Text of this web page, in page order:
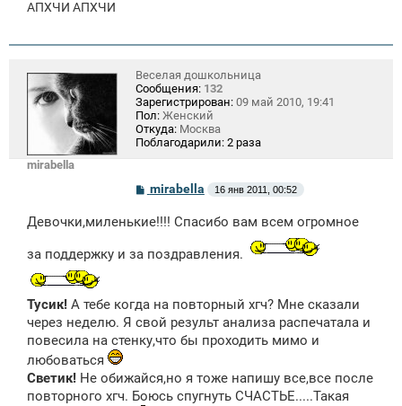
АПХЧИ АПХЧИ
mirabella
Веселая дошкольница
Сообщения: 132
Зарегистрирован: 09 май 2010, 19:41
Пол: Женский
Откуда: Москва
Поблагодарили: 2 раза
С
б
е
н
mirabella 16 янв 2011, 00:52
Девочки,миленькие!!!! Спасибо вам всем огромное
за поддержку и за поздравления.
Тусик! А тебе когда на повторный хгч? Мне сказали
через неделю. Я свой результ анализа распечатала и
повесила на стенку,что бы проходить мимо и
любоваться
Светик! Не обижайся,но я тоже напишу все,все после
повторного хгч. Боюсь спугнуть СЧАСТЬЕ.....Такая